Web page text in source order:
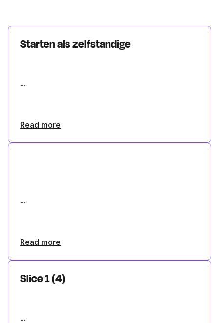
Starten als zelfstandige
...
Read more
...
Read more
Slice 1 (4)
...